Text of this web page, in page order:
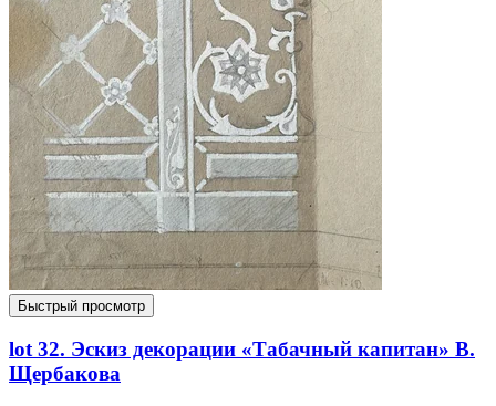
Быстрый просмотр
lot 32. Эскиз декорации «Табачный капитан» В.
Щербакова